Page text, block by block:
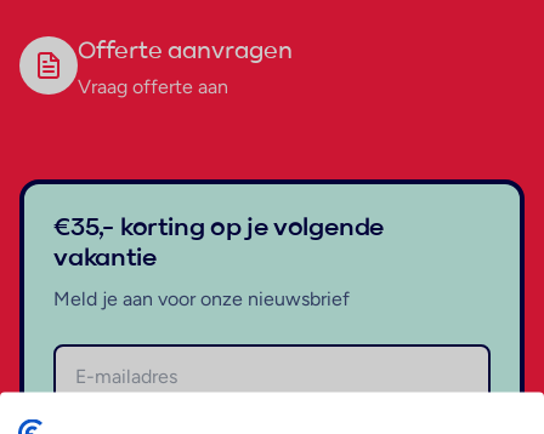
Offerte aanvragen
Vraag offerte aan
€35,- korting op je volgende
vakantie
Meld je aan voor onze nieuwsbrief